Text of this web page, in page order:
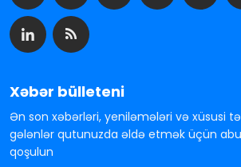
Xəbər bülleteni
Ən son xəbərləri, yeniləmələri və xüsusi
gələnlər qutunuzda əldə etmək üçün
qoşulun